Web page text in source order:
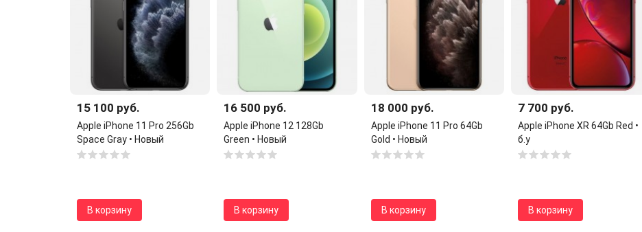
15 100 руб.
Apple iPhone 11 Pro 256Gb
Space Gray • Новый
В корзину
16 500 руб.
Apple iPhone 12 128Gb
Green • Новый
В корзину
18 000 руб.
Apple iPhone 11 Pro 64Gb
Gold • Новый
В корзину
7 700 руб.
Apple iPhone XR 64Gb Red •
б.у
В корзину